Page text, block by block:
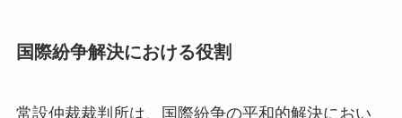
国際紛争解決における役割
常設仲裁裁判所は、国際紛争の平和的解決におい